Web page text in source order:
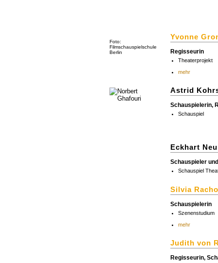
Foto:
Filmschauspielschule
Berlin
Yvonne
Regisseurin
Theaterprojekt
mehr
Astrid
Schauspielerin,
Schauspiel
Eckhart
Schauspieler
Schauspiel
Silvia
Schauspielerin
Szenenstudium
mehr
Judith von
Regisseurin,